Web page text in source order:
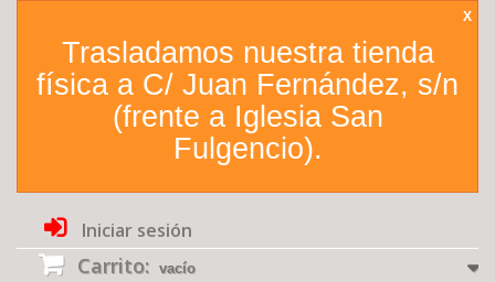
Trasladamos nuestra tienda
física a C/ Juan Fernández, s/n
(frente a Iglesia San
Fulgencio).
X
Iniciar sesión
Carrito: vacío